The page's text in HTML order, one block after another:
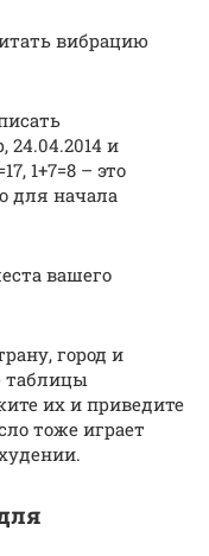
вибрацию
и
1+7=8 – это
для начала
вашего
город и
таблицы
их и приведите
тоже играет